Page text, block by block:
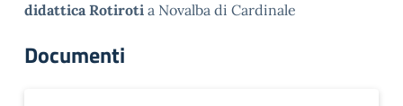
didattica Rotiroti a Novalba di Cardinale
Documenti